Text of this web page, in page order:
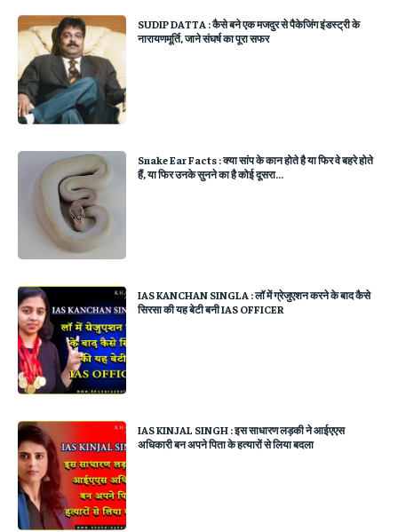
SUDIP DATTA : कैसे बने एक मजदुर से पैकेजिंग इंडस्ट्री के
नारायणमूर्ति, जाने संघर्ष का पूरा सफर
Snake Ear Facts : क्या सांप के कान होते है या फिर वे बहरे होते
हैं, या फिर उनके सुनने का है कोई दूसरा...
IAS KANCHAN SINGLA : लॉ में ग्रेजुएशन करने के बाद कैसे
सिरसा की यह बेटी बनी IAS OFFICER
IAS KINJAL SINGH : इस साधारण लड़की ने आईएएस
अधिकारी बन अपने पिता के हत्यारों से लिया बदला